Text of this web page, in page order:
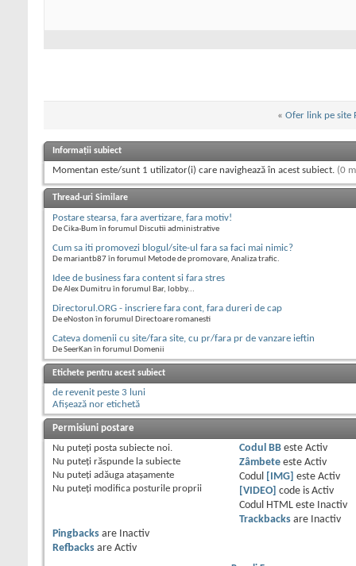
« Ofer link pe site
Informații subiect
Momentan este/sunt 1 utilizator(i) care navighează în acest subiect. (0
Thread-uri Similare
Postare stearsa, fara avertizare, fara motiv!
De Cika-Bum în forumul Discutii administrative
Cum sa iti promovezi blogul/site-ul fara sa faci mai nimic?
De mariantb87 în forumul Metode de promovare, Analiza trafic.
Idee de business fara content si fara stres
De Alex Dumitru în forumul Bar, lobby...
Directorul.ORG - inscriere fara cont, fara dureri de cap
De eNoston în forumul Directoare romanesti
Cateva domenii cu site/fara site, cu pr/fara pr de vanzare ieftin
De SeerKan în forumul Domenii
Etichete pentru acest subiect
de revenit peste 3 luni
Afișează nor etichetă
Permisiuni postare
Nu puteţi posta subiecte noi.
Nu puteţi răspunde la subiecte
Nu puteţi adăuga ataşamente
Nu puteţi modifica posturile proprii
Codul BBeste Activ
Zâmbeteeste Activ
Codul
[IMG] este Activ
[VIDEO] code is Activ
Codul HTML este
Inactiv
Trackbacksare
Inactiv
Pingbacks are
Inactiv
Refbacks are Activ